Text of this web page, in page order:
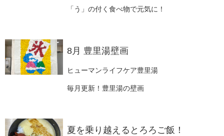
「う」の付く食べ物で元気に！
8月 豊里湯壁画
ヒューマンライフケア豊里湯
毎月更新！豊里湯の壁画
夏を乗り越えるとろろご飯！